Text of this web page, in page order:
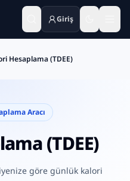
Giriş
Hesaplama (TDEE)
Aracı
(TDEE)
göre günlük kalori